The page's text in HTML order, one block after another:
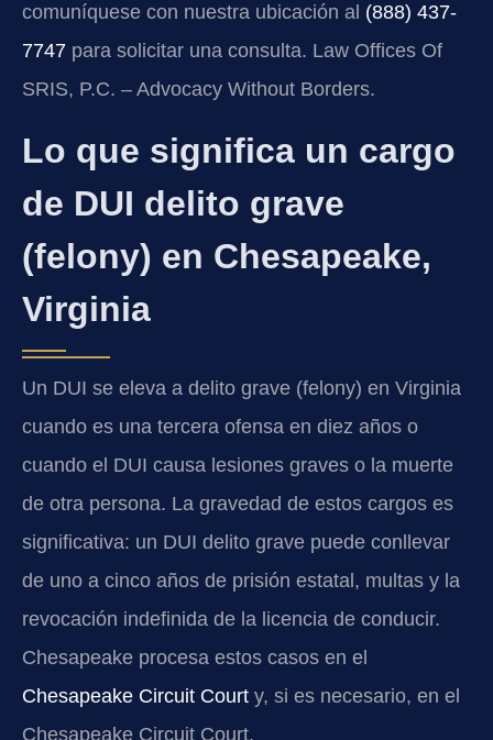
comuníquese con nuestra ubicación al (888) 437-
7747 para solicitar una consulta. Law Offices Of
SRIS, P.C. – Advocacy Without Borders.
Lo que significa un cargo
de DUI delito grave
(felony) en Chesapeake,
Virginia
Un DUI se eleva a delito grave (felony) en Virginia
cuando es una tercera ofensa en diez años o
cuando el DUI causa lesiones graves o la muerte
de otra persona. La gravedad de estos cargos es
significativa: un DUI delito grave puede conllevar
de uno a cinco años de prisión estatal, multas y la
revocación indefinida de la licencia de conducir.
Chesapeake procesa estos casos en el
Chesapeake Circuit Court y, si es necesario, en el
Chesapeake Circuit Court.